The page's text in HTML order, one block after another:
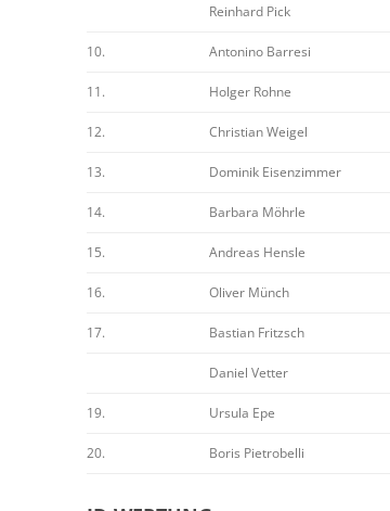
Reinhard Pick
10. Antonino Barresi
11. Holger Rohne
12. Christian Weigel
13. Dominik Eisenzimmer
14. Barbara Möhrle
15. Andreas Hensle
16. Oliver Münch
17. Bastian Fritzsch
Daniel Vetter
19. Ursula Epe
20. Boris Pietrobelli